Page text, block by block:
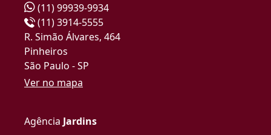
(11) 99939-9934
(11) 3914-5555
R. Simão Álvares, 464
Pinheiros
São Paulo - SP
Ver no mapa
Agência Jardins